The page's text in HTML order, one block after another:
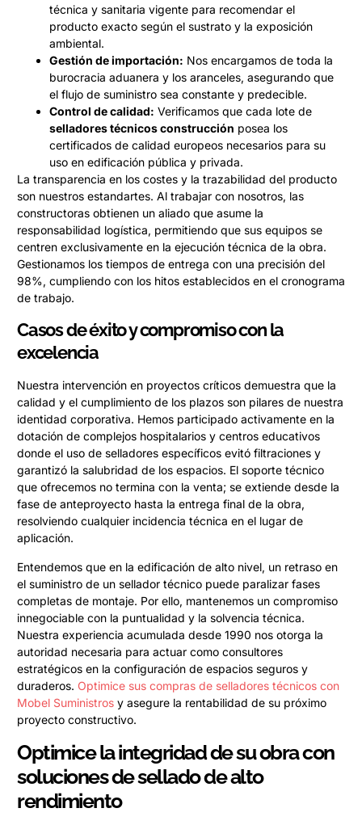
técnica y sanitaria vigente para recomendar el
producto exacto según el sustrato y la exposición
ambiental.
Gestión de importación: Nos encargamos de toda la
burocracia aduanera y los aranceles, asegurando que
el flujo de suministro sea constante y predecible.
Control de calidad: Verificamos que cada lote de
selladores técnicos construcción posea los
certificados de calidad europeos necesarios para su
uso en edificación pública y privada.
La transparencia en los costes y la trazabilidad del producto
son nuestros estandartes. Al trabajar con nosotros, las
constructoras obtienen un aliado que asume la
responsabilidad logística, permitiendo que sus equipos se
centren exclusivamente en la ejecución técnica de la obra.
Gestionamos los tiempos de entrega con una precisión del
98%, cumpliendo con los hitos establecidos en el cronograma
de trabajo.
Casos de éxito y compromiso con la
excelencia
Nuestra intervención en proyectos críticos demuestra que la
calidad y el cumplimiento de los plazos son pilares de nuestra
identidad corporativa. Hemos participado activamente en la
dotación de complejos hospitalarios y centros educativos
donde el uso de selladores específicos evitó filtraciones y
garantizó la salubridad de los espacios. El soporte técnico
que ofrecemos no termina con la venta; se extiende desde la
fase de anteproyecto hasta la entrega final de la obra,
resolviendo cualquier incidencia técnica en el lugar de
aplicación.
Entendemos que en la edificación de alto nivel, un retraso en
el suministro de un sellador técnico puede paralizar fases
completas de montaje. Por ello, mantenemos un compromiso
innegociable con la puntualidad y la solvencia técnica.
Nuestra experiencia acumulada desde 1990 nos otorga la
autoridad necesaria para actuar como consultores
estratégicos en la configuración de espacios seguros y
duraderos. Optimice sus compras de selladores técnicos con
Mobel Suministros y asegure la rentabilidad de su próximo
proyecto constructivo.
Optimice la integridad de su obra con
soluciones de sellado de alto
rendimiento